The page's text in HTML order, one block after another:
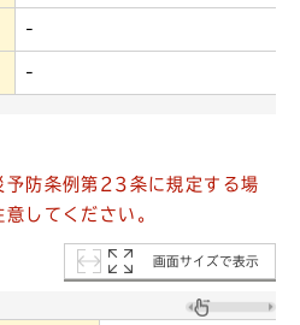
-
-
予防条例第23条に規定する場
してください。
画面サイズで表示